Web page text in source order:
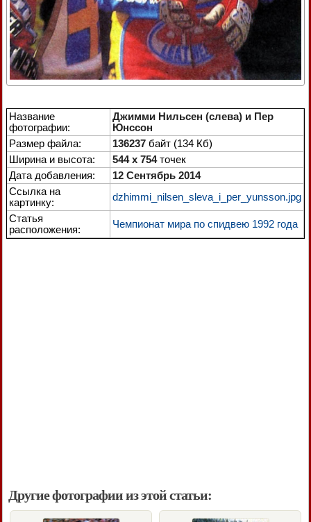
Название
фотографии:
Джимми Нильсен (слева) и Пер
Юнссон
Размер файла:
136237 байт (134 Кб)
Ширина и высота:
544 x 754точек
Дата добавления:
12 Сентябрь 2014
Ссылка на
картинку:
dzhimmi_nilsen_sleva_i_per_yunsson.jpg
Статья
расположения:
Чемпионат мира по спидвею 1992 года
Другие фотографии из этой статьи: